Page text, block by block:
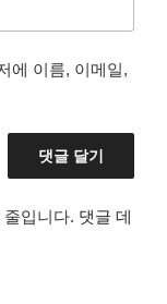
에 이름, 이메일,
입니다. 댓글 데